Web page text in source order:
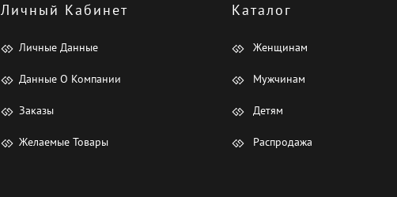
Личный Кабинет
Личные Данные
Данные О Компании
Заказы
Желаемые Товары
Каталог
Женщинам
Мужчинам
Детям
Распродажа